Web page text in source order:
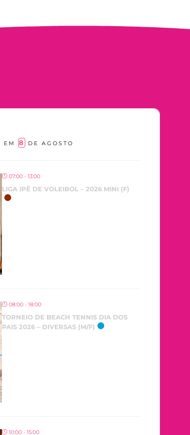
EM 8 DE AGOSTO
07:00 - 13:00
LIGA IPÊ DE VOLEIBOL – 2026 MINI (F)
08:00 - 18:00
TORNEIO DE BEACH TENNIS DIA DOS
PAIS 2026 – DIVERSAS (M/F)
10:00 - 15:00